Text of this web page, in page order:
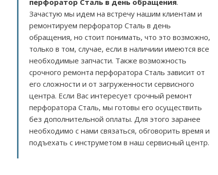
перфоратор Сталь в день обращения.
Зачастую мы идем на встречу нашим клиентам и
ремонтируем перфоратор Сталь в день
обращения, но стоит понимать, что это возможно,
только в том, случае, если в наличиии имеются все
необходимые запчасти. Также возможность
срочного ремонта перфоратора Сталь зависит от
его сложности и от загруженности сервисного
центра. Если Вас интересует срочный ремонт
перфоратора Сталь, мы готовы его осуществить
без дополнительной оплаты. Для этого заранее
необходимо с нами связаться, обговорить время и
подъехать с инструметом в наш сервисный центр.